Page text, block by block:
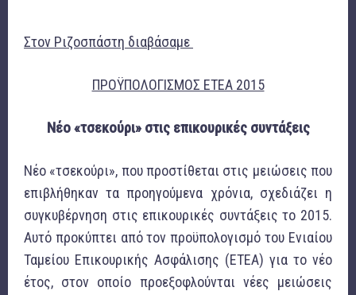
Στον Ριζοσπάστη διαβάσαμε
ΠΡΟΫΠΟΛΟΓΙΣΜΟΣ ΕΤΕΑ 2015
Νέο «τσεκούρι» στις επικουρικές συντάξεις
Νέο «τσεκούρι», που προστίθεται στις μειώσεις που
επιβλήθηκαν τα προηγούμενα χρόνια, σχεδιάζει η
συγκυβέρνηση στις επικουρικές συντάξεις το 2015.
Αυτό προκύπτει από τον προϋπολογισμό του Ενιαίου
Ταμείου Επικουρικής Ασφάλισης (ΕΤΕΑ) για το νέο
έτος, στον οποίο προεξοφλούνται νέες μειώσεις